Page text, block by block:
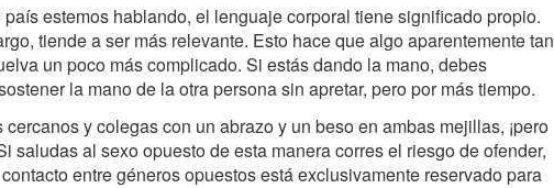
estemos hablando, el lenguaje corporal tiene significado propio.
tiende a ser más relevante. Esto hace que algo aparentemente tan
un poco más complicado. Si estás dando la mano, debes
la mano de la otra persona sin apretar, pero por más tiempo.
y colegas con un abrazo y un beso en ambas mejillas, ¡pero
saludas al sexo opuesto de esta manera corres el riesgo de ofender,
entre géneros opuestos está exclusivamente reservado para